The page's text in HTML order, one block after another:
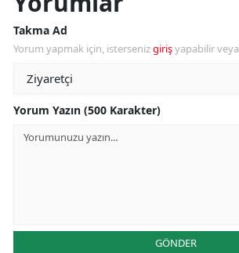
Takma Ad
Yorum yapmak için, istersenizgirişyapabilir veya
Yorum Yazın (500 Karakter)
GÖNDER